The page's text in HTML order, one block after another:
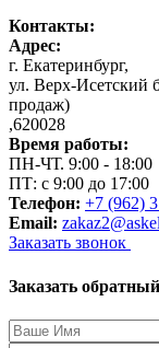
Контакты:
Адрес:
г. Екатеринбург,
ул. Верх-Исетский
продаж)
,620028
Время работы:
ПН-ЧТ. 9:00 - 18:00
ПТ: с 9:00 до 17:00
Телефон: +7 (962)
Email:
Заказать звонок
Заказать